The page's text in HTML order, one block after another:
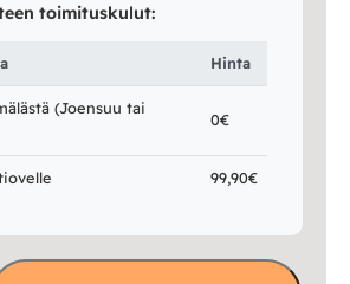
toimituskulut:
Hinta
(Joensuu tai
0€
99,90€